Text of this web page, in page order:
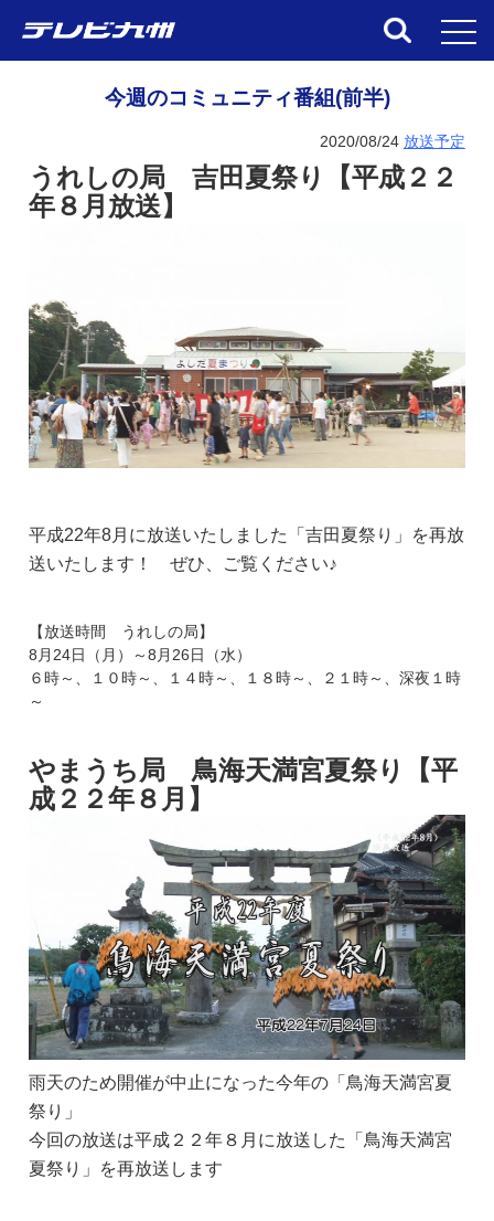
今週のコミュニティ番組(前半)
2020/08/24 放送予定
うれしの局 吉田夏祭り【平成２２
年８月放送】
平成22年8月に放送いたしました「吉田夏祭り」を再放
送いたします！ ぜひ、ご覧ください♪
【放送時間 うれしの局】
8月24日（月）～8月26日（水）
６時～、１０時～、１４時～、１８時～、２１時～、深夜１時
～
やまうち局 鳥海天満宮夏祭り【平
成２２年８月】
雨天のため開催が中止になった今年の「鳥海天満宮夏
祭り」
今回の放送は平成２２年８月に放送した「鳥海天満宮
夏祭り」を再放送します